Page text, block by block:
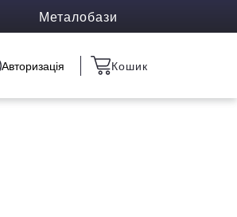
Металобази
Авторизація Кошик